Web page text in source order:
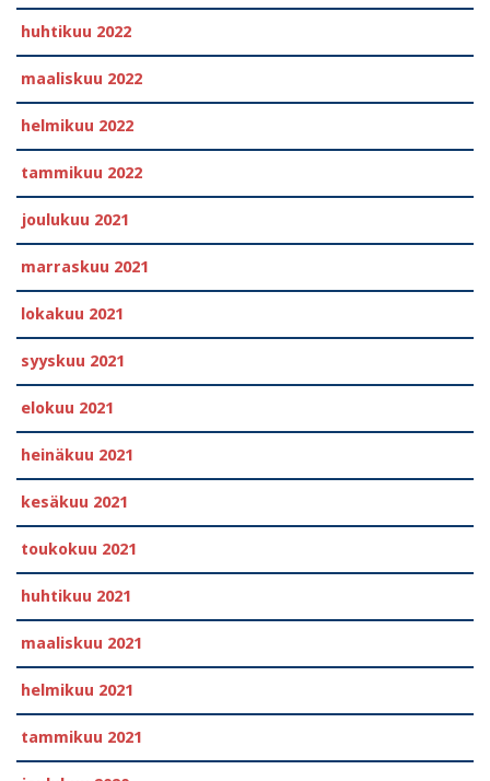
huhtikuu 2022
maaliskuu 2022
helmikuu 2022
tammikuu 2022
joulukuu 2021
marraskuu 2021
lokakuu 2021
syyskuu 2021
elokuu 2021
heinäkuu 2021
kesäkuu 2021
toukokuu 2021
huhtikuu 2021
maaliskuu 2021
helmikuu 2021
tammikuu 2021